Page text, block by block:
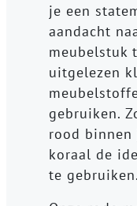
je een
aandacht
meubelstuk
uitgelezen
gebruiken.
rood
koraal de
te gebruiken.